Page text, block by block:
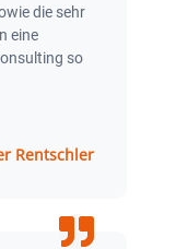
die sehr
eine
so
Rentschler